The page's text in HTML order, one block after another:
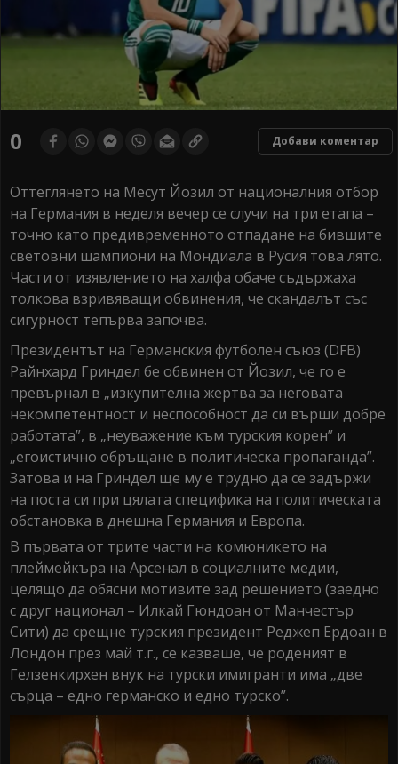
0 Добави коментар
Оттеглянето на Месут Йозил от националния отбор
на Германия в неделя вечер се случи на три етапа –
точно като предивременното отпадане на бившите
световни шампиони на Мондиала в Русия това лято.
Части от изявлението на халфа обаче съдържаха
толкова взривяващи обвинения, че скандалът със
сигурност тепърва започва.
Президентът на Германския футболен съюз (DFB)
Райнхард Гриндел бе обвинен от Йозил, че го е
превърнал в „изкупителна жертва за неговата
некомпетентност и неспособност да си върши добре
работата”, в „неуважение към турския корен” и
„егоистично обръщане в политическа пропаганда”.
Затова и на Гриндел ще му е трудно да се задържи
на поста си при цялата специфика на политическата
обстановка в днешна Германия и Европа.
В първата от трите части на комюникето на
плеймейкъра на Арсенал в социалните медии,
целящо да обясни мотивите зад решението (заедно
с друг национал – Илкай Гюндоан от Манчестър
Сити) да срещне турския президент Реджеп Ердоан в
Лондон през май т.г., се казваше, че роденият в
Гелзенкирхен внук на турски имигранти има „две
сърца – едно германско и едно турско”.